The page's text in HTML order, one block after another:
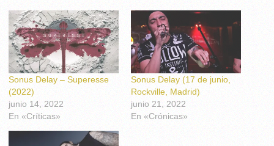
Sonus Delay – Superesse
(2022)
junio 14, 2022
En «Críticas»
Sonus Delay (17 de junio,
Rockville, Madrid)
junio 21, 2022
En «Crónicas»